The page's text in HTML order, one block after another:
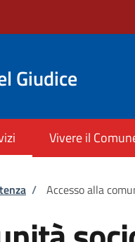
Giudice
Vivere il
/ Accesso alla